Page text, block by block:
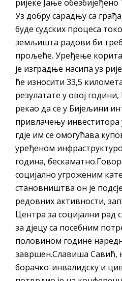
ријеке Јање
Уз добру сарадњу са
буде судских процеса
земљишта радови би
прољеће. Уређење
је изградње насипа уз
ће износити 33,5
резулатате у овој
рекао да се у Бијељини
привлачењу инвеститора
гдје им се омогућава
уређеном
година,
социјално угроженим
становништва он је
редовних активности,
Центра за социјални
за дјецу са посебним
половином године
завршен.Славиша Савић,
борачко-инвалидску и